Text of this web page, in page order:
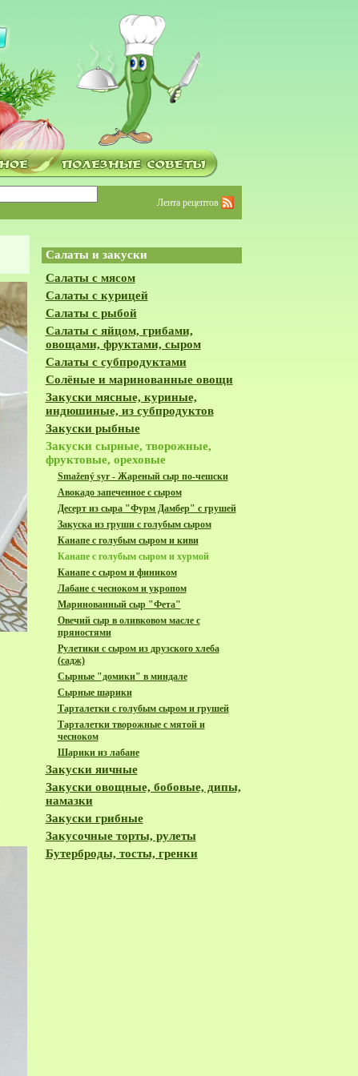
Лента рецептов
Салаты и закуски
Салаты с мясом
Салаты с курицей
Салаты с рыбой
Салаты с яйцом, грибами,
овощами, фруктами, сыром
Салаты с субпродуктами
Солёные и маринованные овощи
Закуски мясные, куриные,
индюшиные, из субпродуктов
Закуски рыбные
Закуски сырные, творожные,
фруктовые, ореховые
Smažený syr - Жареный сыр по-чешски
Авокадо запеченное с сыром
Десерт из сыра "Фурм Дамбер" с грушей
Закуска из груши с голубым сыром
Канапе с голубым сыром и киви
Канапе с голубым сыром и хурмой
Канапе с сыром и фиником
Лабане с чесноком и укропом
Маринованный сыр "Фета"
Овечий сыр в оливковом масле с
пряностями
Рулетики с сыром из друзского хлеба
(садж)
Сырные "домики" в миндале
Сырные шарики
Тарталетки с голубым сыром и грушей
Тарталетки творожные с мятой и
чесноком
Шарики из лабане
Закуски яичные
Закуски овощные, бобовые, дипы,
намазки
Закуски грибные
Закусочные торты, рулеты
Бутерброды, тосты, гренки